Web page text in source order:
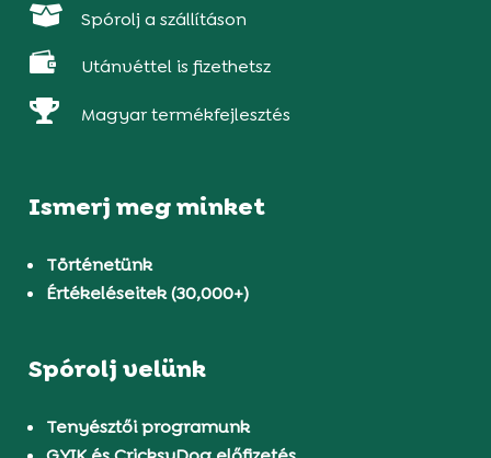
 Spórolj a szállításon
 Utánvéttel is fizethetsz
 Magyar termékfejlesztés
Ismerj meg minket
Történetünk
Értékeléseitek (30,000+)
Spórolj velünk
Tenyésztői programunk